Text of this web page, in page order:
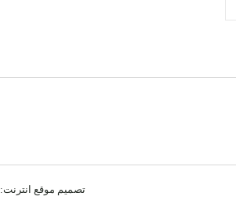
تصميم موقع انترنت: